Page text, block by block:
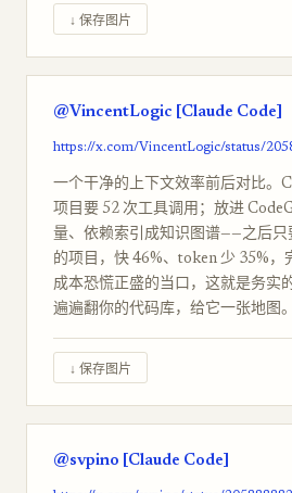
↓ 保存图片
@VincentLogic [Claude Code]
https://x.com/VincentLogic/status/
一个干净的上下文效率前后对比。
项目要 52 次工具调用；放进
量、依赖索引成知识图谱——之后只
的项目，快 46%、token 少 35%，
成本恐慌正盛的当口，这就是务实
遍遍翻你的代码库，给它一张地图。
↓ 保存图片
@svpino [Claude Code]